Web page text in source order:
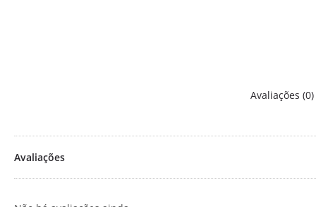
Avaliações (0)
Avaliações